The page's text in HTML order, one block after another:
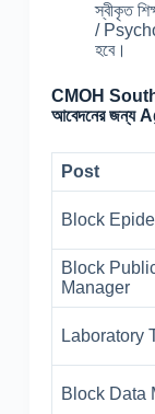
স্বীকৃত
/
হবে।
CMOH
আবেদনের জন্য
Post
Block
Block
Manager
Laboratory
Block Data